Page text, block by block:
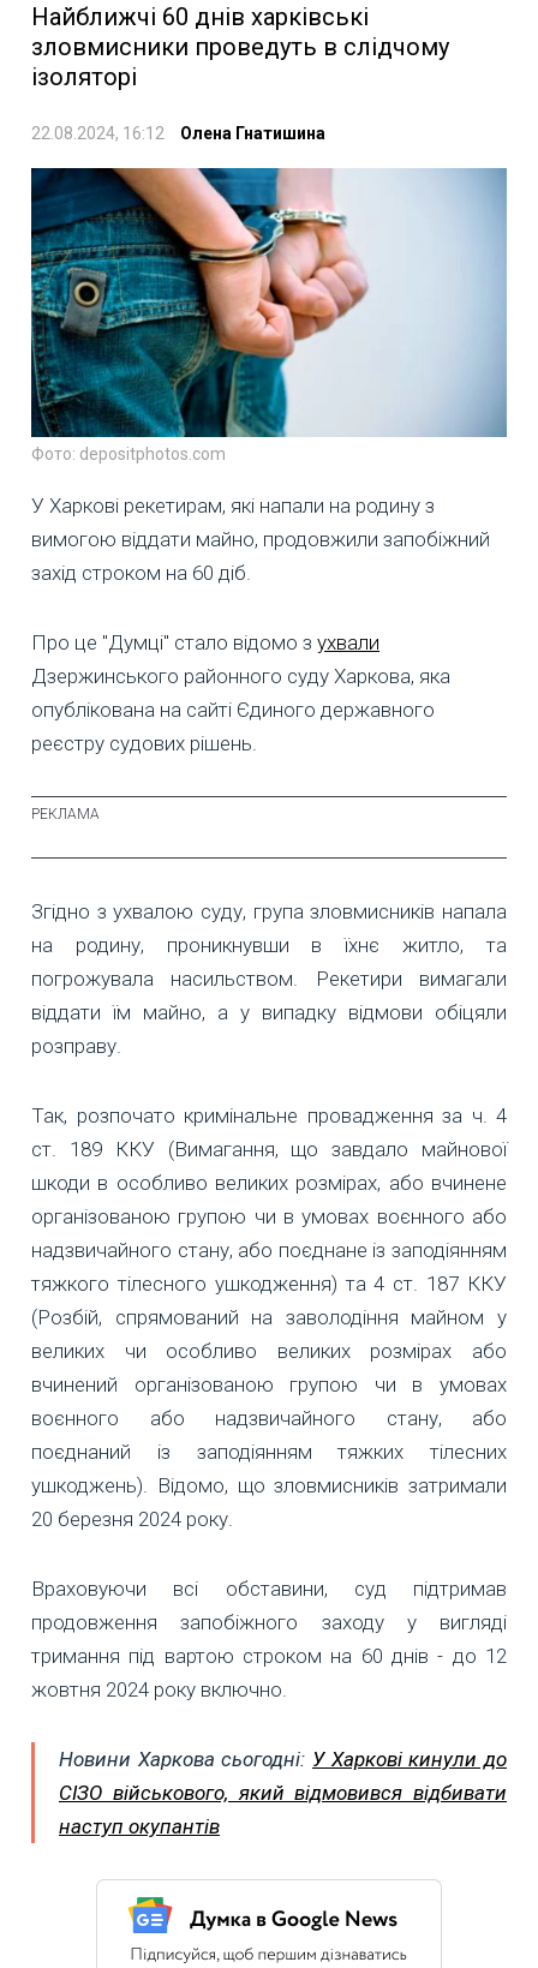
Найближчі 60 днів харківські
зловмисники проведуть в слідчому
ізоляторі
22.08.2024, 16:12 Олена Гнатишина
Фото: depositphotos.com
У Харкові рекетирам, які напали на родину з
вимогою віддати майно, продовжили запобіжний
захід строком на 60 діб.
Про це "Думці" стало відомо з ухвали
Дзержинського районного суду Харкова, яка
опублікована на сайті Єдиного державного
реєстру судових рішень.
Згідно з ухвалою суду, група зловмисників напала
на родину, проникнувши в їхнє житло, та
погрожувала насильством. Рекетири вимагали
віддати їм майно, а у випадку відмови обіцяли
розправу.
Так, розпочато кримінальне провадження за ч. 4
ст. 189 ККУ (Вимагання, що завдало майнової
шкоди в особливо великих розмірах, або вчинене
організованою групою чи в умовах воєнного або
надзвичайного стану, або поєднане із заподіянням
тяжкого тілесного ушкодження) та 4 ст. 187 ККУ
(Розбій, спрямований на заволодіння майном у
великих чи особливо великих розмірах або
вчинений організованою групою чи в умовах
воєнного або надзвичайного стану, або
поєднаний із заподіянням тяжких тілесних
ушкоджень). Відомо, що зловмисників затримали
20 березня 2024 року.
Враховуючи всі обставини, суд підтримав
продовження запобіжного заходу у вигляді
тримання під вартою строком на 60 днів - до 12
жовтня 2024 року включно.
Новини Харкова сьогодні: У Харкові кинули до
СІЗО військового, який відмовився відбивати
наступ окупантів